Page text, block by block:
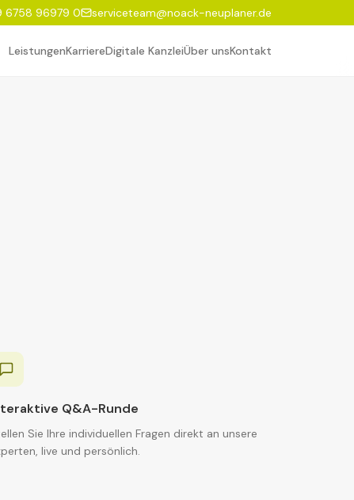
6758 96979 0 serviceteam@noack-neuplaner.de
LeistungenKarriereDigitale KanzleiÜber unsKontakt
Q&A-Runde
Sie Ihre individuellen Fragen direkt an unsere
live und persönlich.